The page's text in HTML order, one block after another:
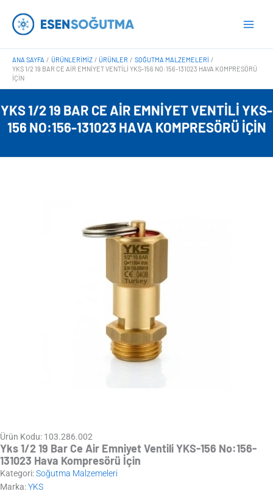
atla
ANA SAYFA ÜRÜNLERIMIZ ÜRÜNLER
SOĞUTMA MALZEMELERI
YKS 1/2 19 BAR CE AIR EMNIYET VENTILI YKS-156 NO:156-131023 HAVA KOMPRESÖRÜ
İÇIN
YKS 1/2 19 BAR CE AIR EMNIYET VENTILI YKS-
156 NO:156-131023 HAVA KOMPRESÖRÜ İÇIN
Ürün Kodu: 103.286.002
Yks 1/2 19 Bar Ce Air Emniyet Ventili YKS-156 No:156-
131023 Hava Kompresörü İçin
Kategori:Soğutma Malzemeleri
Marka:YKS